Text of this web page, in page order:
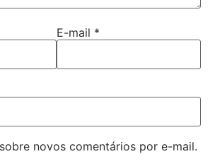
E-mail *
novos comentários por e-mail.